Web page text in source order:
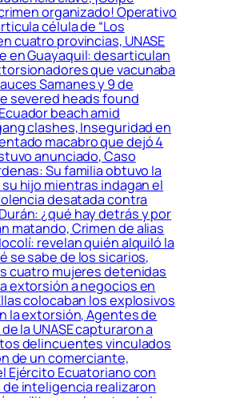
organizado! Operativo
célula de “Los
cuatro provincias, UNASE
en Guayaquil: desarticulan
que vacunaba
Samanes y 9 de
severed heads found
beach amid
clashes, Inseguridad en
macabro que dejó 4
anunciado, Caso
Su familia obtuvo la
hijo mientras indagan el
desatada contra
¿qué hay detrás y por
matando, Crimen de alias
revelan quién alquiló la
se sabe de los sicarios,
cuatro mujeres detenidas
extorsión a negocios en
colocaban los explosivos
la extorsión, Agentes de
la UNASE capturaron a
delincuentes vinculados
de un comerciante,
Ejército Ecuatoriano con
inteligencia realizaron